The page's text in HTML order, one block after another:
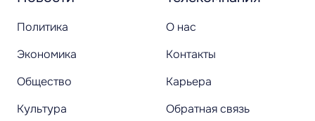
Политика
Экономика
Общество
Культура
О нас
Контакты
Карьера
Обратная связь